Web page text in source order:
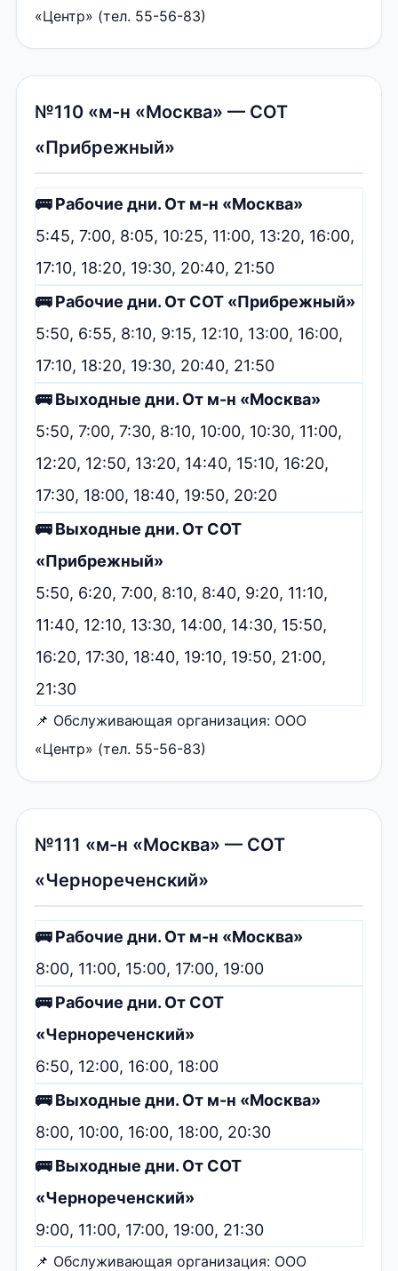
«Центр» (тел. 55-56-83)
№110 «м-н «Москва» — СОТ
«Прибрежный»
🚌 Рабочие дни. От м-н «Москва»
5:45, 7:00, 8:05, 10:25, 11:00, 13:20, 16:00,
17:10, 18:20, 19:30, 20:40, 21:50
🚌 Рабочие дни. От СОТ «Прибрежный»
5:50, 6:55, 8:10, 9:15, 12:10, 13:00, 16:00,
17:10, 18:20, 19:30, 20:40, 21:50
🚌 Выходные дни. От м-н «Москва»
5:50, 7:00, 7:30, 8:10, 10:00, 10:30, 11:00,
12:20, 12:50, 13:20, 14:40, 15:10, 16:20,
17:30, 18:00, 18:40, 19:50, 20:20
🚌 Выходные дни. От СОТ
«Прибрежный»
5:50, 6:20, 7:00, 8:10, 8:40, 9:20, 11:10,
11:40, 12:10, 13:30, 14:00, 14:30, 15:50,
16:20, 17:30, 18:40, 19:10, 19:50, 21:00,
21:30
📌 Обслуживающая организация: ООО
«Центр» (тел. 55-56-83)
№111 «м-н «Москва» — СОТ
«Чернореченский»
🚌 Рабочие дни. От м-н «Москва»
8:00, 11:00, 15:00, 17:00, 19:00
🚌 Рабочие дни. От СОТ
«Чернореченский»
6:50, 12:00, 16:00, 18:00
🚌 Выходные дни. От м-н «Москва»
8:00, 10:00, 16:00, 18:00, 20:30
🚌 Выходные дни. От СОТ
«Чернореченский»
9:00, 11:00, 17:00, 19:00, 21:30
📌 Обслуживающая организация: ООО